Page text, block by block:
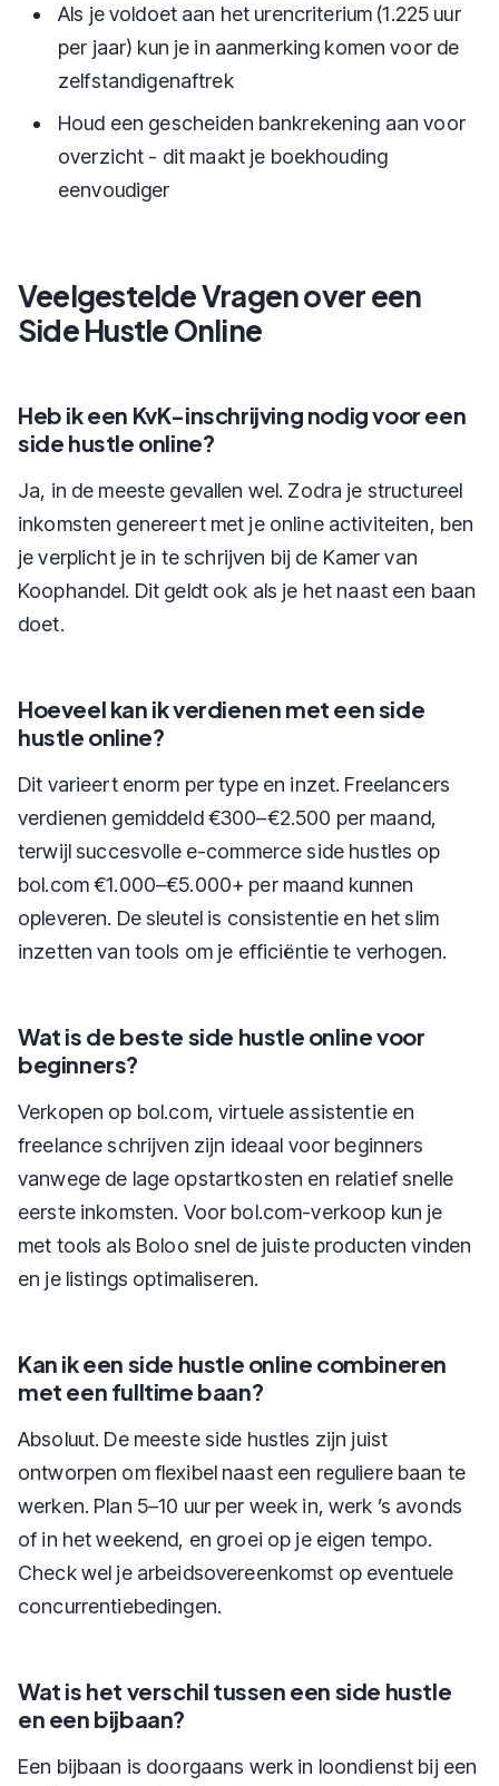
Als je voldoet aan het urencriterium (1.225 uur
per jaar) kun je in aanmerking komen voor de
zelfstandigenaftrek
Houd een gescheiden bankrekening aan voor
overzicht - dit maakt je boekhouding
eenvoudiger
Veelgestelde Vragen over een
Side Hustle Online
Heb ik een KvK-inschrijving nodig voor een
side hustle online?
Ja, in de meeste gevallen wel. Zodra je structureel
inkomsten genereert met je online activiteiten, ben
je verplicht je in te schrijven bij de Kamer van
Koophandel. Dit geldt ook als je het naast een baan
doet.
Hoeveel kan ik verdienen met een side
hustle online?
Dit varieert enorm per type en inzet. Freelancers
verdienen gemiddeld €300–€2.500 per maand,
terwijl succesvolle e-commerce side hustles op
bol.com €1.000–€5.000+ per maand kunnen
opleveren. De sleutel is consistentie en het slim
inzetten van tools om je efficiëntie te verhogen.
Wat is de beste side hustle online voor
beginners?
Verkopen op bol.com, virtuele assistentie en
freelance schrijven zijn ideaal voor beginners
vanwege de lage opstartkosten en relatief snelle
eerste inkomsten. Voor bol.com-verkoop kun je
met tools als Boloo snel de juiste producten vinden
en je listings optimaliseren.
Kan ik een side hustle online combineren
met een fulltime baan?
Absoluut. De meeste side hustles zijn juist
ontworpen om flexibel naast een reguliere baan te
werken. Plan 5–10 uur per week in, werk ’s avonds
of in het weekend, en groei op je eigen tempo.
Check wel je arbeidsovereenkomst op eventuele
concurrentiebedingen.
Wat is het verschil tussen een side hustle
en een bijbaan?
Een bijbaan is doorgaans werk in loondienst bij een